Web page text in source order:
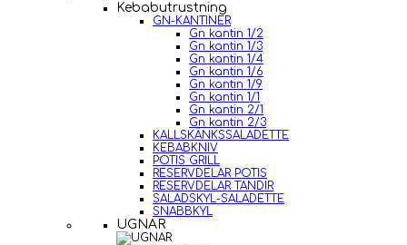
Kebabutrustning
GN-KANTINER
Gn kantin 1/2
Gn kantin 1/3
Gn kantin 1/4
Gn kantin 1/6
Gn kantin 1/9
Gn kantin 1/1
Gn kantin 2/1
Gn kantin 2/3
KALLSKÄNKSSALADETTE
KEBABKNIV
POTIS GRILL
RESERVDELAR POTIS
RESERVDELAR TANDIR
SALADSKYL-SALADETTE
SNABBKYL
UGNAR